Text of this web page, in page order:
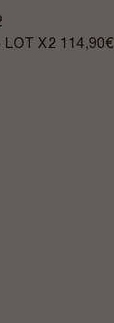
LOT X2 114,90€